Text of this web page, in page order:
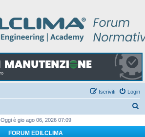
Login
Iscriviti
Oggi è gio ago 06, 2026 07:09
FORUM EDILCLIMA